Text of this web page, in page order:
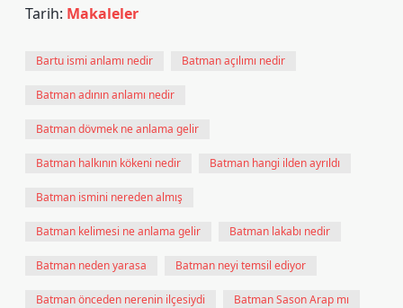
Tarih: Makaleler
Bartu ismi anlamı nedir Batman açılımı nedir
Batman adının anlamı nedir
Batman dövmek ne anlama gelir
Batman halkının kökeni nedir Batman hangi ilden ayrıldı
Batman ismini nereden almış
Batman kelimesi ne anlama gelir Batman lakabı nedir
Batman neden yarasa Batman neyi temsil ediyor
Batman önceden nerenin ilçesiydi Batman Sason Arap mı